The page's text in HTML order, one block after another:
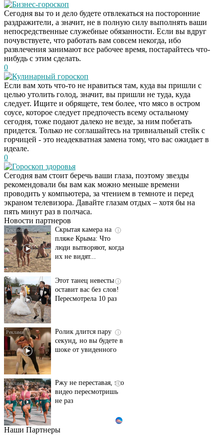
Бизнес-гороскоп
Сегодня вы то и дело будете отвлекаться на посторонние
раздражители, а значит, не в полную силу выполнять ваши
непосредственные служебные обязанности. Если вы вдруг
почувствуете, что работать вам совсем некогда, ибо
развлечения занимают все рабочее время, постарайтесь что-
нибудь с этим сделать.
0
Кулинарный гороскоп
Если вам хоть что-то не нравиться там, куда вы пришли с
целью утолить голод, значит, вы пришли не туда, куда
следует. Ищите и обрящете, тем более, что мясо в остром
соусе, которое следует предпочесть всему остальному
сегодня, тоже подают далеко не везде, за ним побегать
придется. Только не соглашайтесь на тривиальный стейк с
горчицей - это неадекватная замена тому, что вас ожидает в
идеале.
0
Гороскоп здоровья
Сегодня вам стоит беречь ваши глаза, поэтому звезды
рекомендовали бы вам как можно меньше времени
проводить у компьютера, за чтением в темноте и перед
экраном телевизора. Давайте глазам отдых – хотя бы на
пять минут раз в полчаса.
Новости партнеров
i
Ролик длится
несколько секунд, а
смеяться вы будете
долго
i
Скрытая камера на
пляже Крыма: Что
люди вытворяют, когда
их не видят...
i
Этот танец невесты
оставит вас без слов!
Пересмотрела 10 раз
i
Ролик длится пару
секунд, но вы будете в
шоке от увиденного
i
Ржу не переставая, это
видео пересмотришь
не раз
"Потеряли стыд в
Наши Партнеры